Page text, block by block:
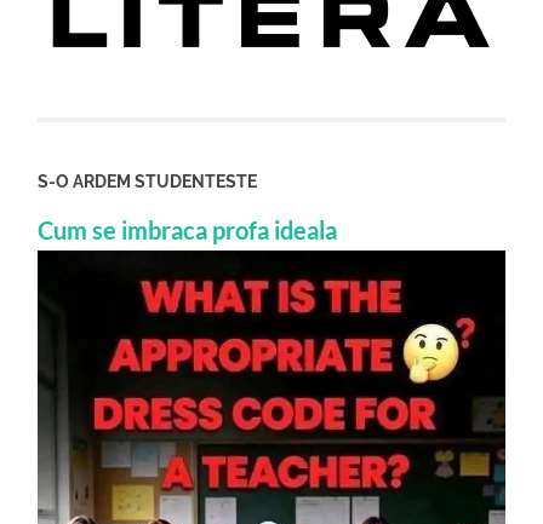
S-O ARDEM STUDENTESTE
Cum se imbraca profa ideala